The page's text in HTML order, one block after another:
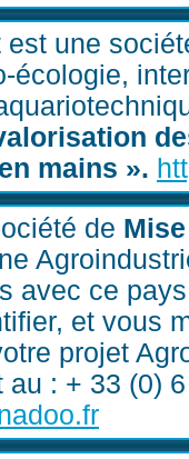
une
écologie,
mains ».
de
avec ce
et vous
projet
: + 33 (0)